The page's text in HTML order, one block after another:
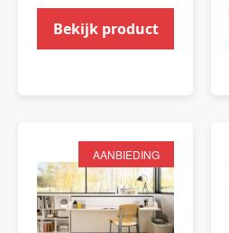
Bekijk product
AANBIEDING